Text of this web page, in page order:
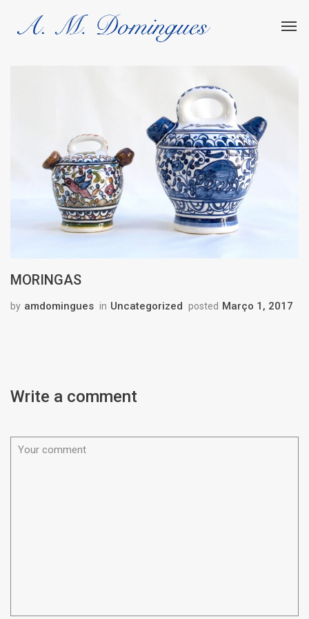
MORINGAS
by amdomingues in Uncategorized posted Março 1, 2017
Write a comment